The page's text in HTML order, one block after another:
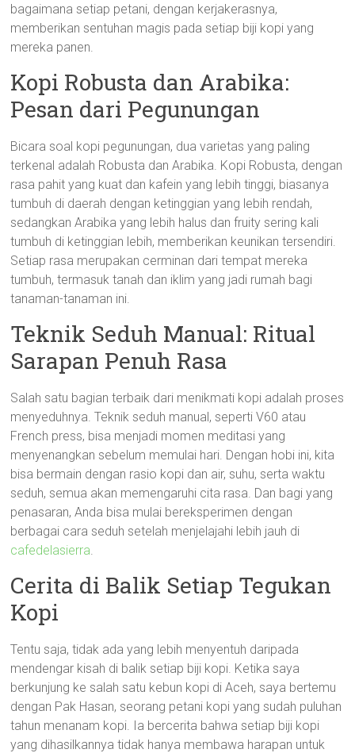
bagaimana setiap petani, dengan kerjakerasnya,
memberikan sentuhan magis pada setiap biji kopi yang
mereka panen.
Kopi Robusta dan Arabika:
Pesan dari Pegunungan
Bicara soal kopi pegunungan, dua varietas yang paling
terkenal adalah Robusta dan Arabika. Kopi Robusta, dengan
rasa pahit yang kuat dan kafein yang lebih tinggi, biasanya
tumbuh di daerah dengan ketinggian yang lebih rendah,
sedangkan Arabika yang lebih halus dan fruity sering kali
tumbuh di ketinggian lebih, memberikan keunikan tersendiri.
Setiap rasa merupakan cerminan dari tempat mereka
tumbuh, termasuk tanah dan iklim yang jadi rumah bagi
tanaman-tanaman ini.
Teknik Seduh Manual: Ritual
Sarapan Penuh Rasa
Salah satu bagian terbaik dari menikmati kopi adalah proses
menyeduhnya. Teknik seduh manual, seperti V60 atau
French press, bisa menjadi momen meditasi yang
menyenangkan sebelum memulai hari. Dengan hobi ini, kita
bisa bermain dengan rasio kopi dan air, suhu, serta waktu
seduh, semua akan memengaruhi cita rasa. Dan bagi yang
penasaran, Anda bisa mulai bereksperimen dengan
berbagai cara seduh setelah menjelajahi lebih jauh di
cafedelasierra.
Cerita di Balik Setiap Tegukan
Kopi
Tentu saja, tidak ada yang lebih menyentuh daripada
mendengar kisah di balik setiap biji kopi. Ketika saya
berkunjung ke salah satu kebun kopi di Aceh, saya bertemu
dengan Pak Hasan, seorang petani kopi yang sudah puluhan
tahun menanam kopi. Ia bercerita bahwa setiap biji kopi
yang dihasilkannya tidak hanya membawa harapan untuk